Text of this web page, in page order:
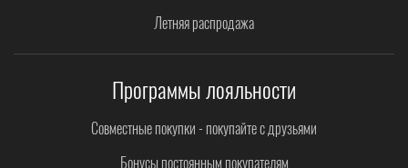
Летняя распродажа
Программы лояльности
Совместные покупки - покупайте с друзьями
Бонусы постоянным покупателям